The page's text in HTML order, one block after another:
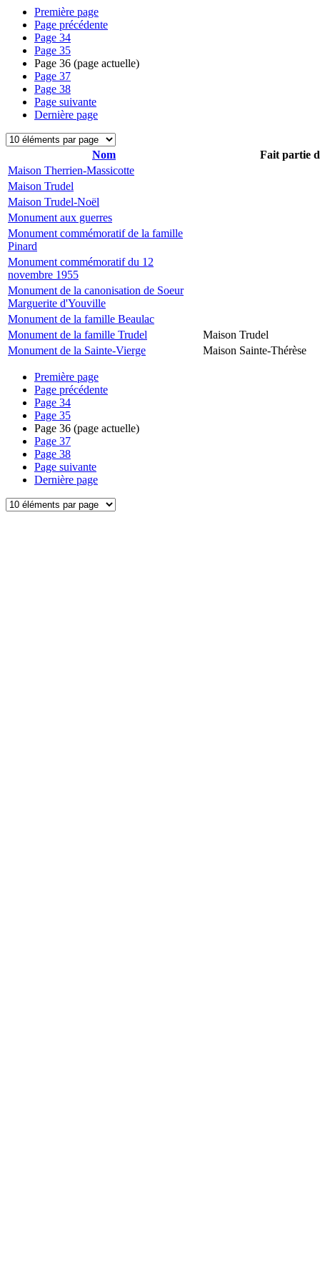
Première page
Page précédente
Page 34
Page 35
Page 36 (page actuelle)
Page 37
Page 38
Page suivante
Dernière page
Nom
Fait partie
Maison Therrien-Massicotte
Maison Trudel
Maison Trudel-Noël
Monument aux guerres
Monument commémoratif de la famille
Pinard
Monument commémoratif du 12
novembre 1955
Monument de la canonisation de Soeur
Marguerite d'Youville
Monument de la famille Beaulac
Monument de la famille Trudel
Maison Trudel
Monument de la Sainte-Vierge
Maison Sainte-Thérèse
Première page
Page précédente
Page 34
Page 35
Page 36 (page actuelle)
Page 37
Page 38
Page suivante
Dernière page